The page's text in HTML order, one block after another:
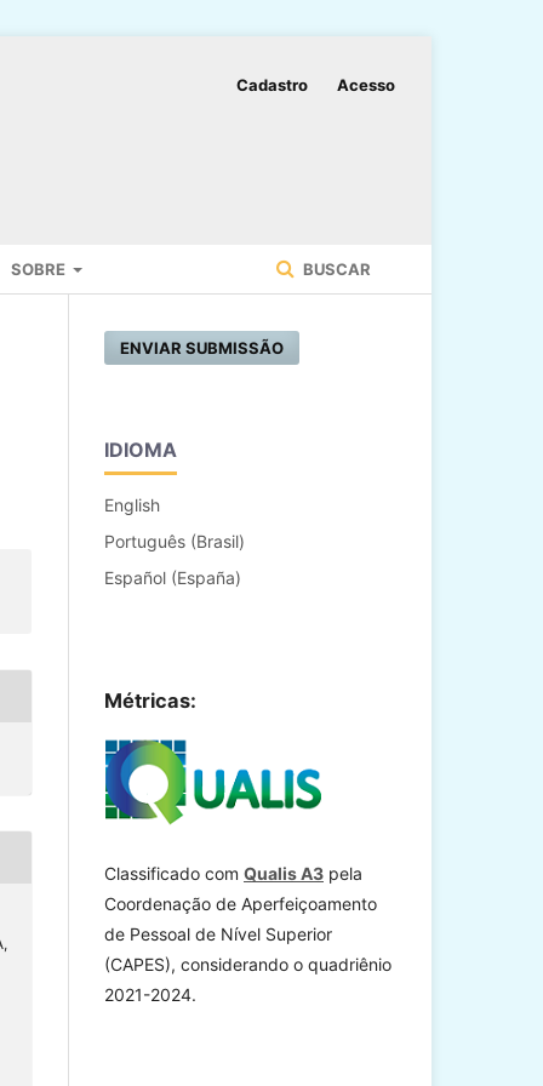
SOBRE BUSCAR
Cadastro Acesso
ENVIAR SUBMISSÃO
IDIOMA
English
Português (Brasil)
Español (España)
Métricas:
Classificado com Qualis A3 pela
Coordenação de Aperfeiçoamento
de Pessoal de Nível Superior
(CAPES), considerando o quadriênio
2021-2024.